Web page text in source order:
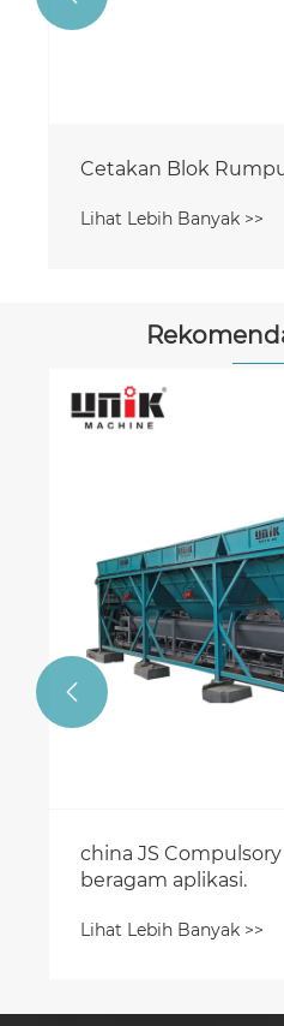
Cetakan Blok
Lihat Lebih Banyak >>
JS Compulsory Mixer
aplikasi.
Lebih Banyak >>
